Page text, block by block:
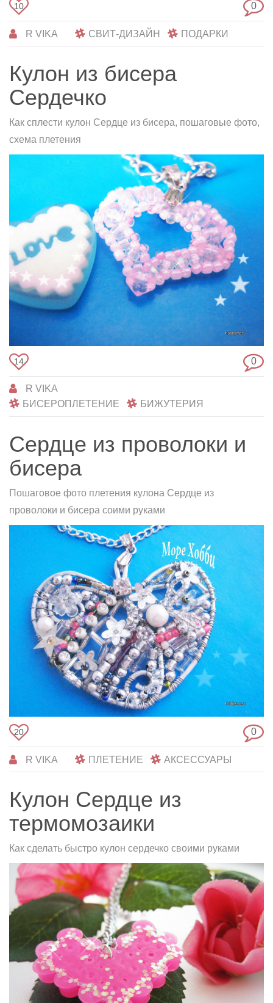
10 0
R VIKA СВИТ-ДИЗАЙН ПОДАРКИ
Кулон из бисера
Сердечко
Как сплести кулон Сердце из бисера, пошаговые фото,
схема плетения
14 0
R VIKA
БИСЕРОПЛЕТЕНИЕ
БИЖУТЕРИЯ
Сердце из проволоки и
бисера
Пошаговое фото плетения кулона Сердце из
проволоки и бисера соими руками
20 0
R VIKA ПЛЕТЕНИЕ АКСЕССУАРЫ
Кулон Сердце из
термомозаики
Как сделать быстро кулон сердечко своими руками